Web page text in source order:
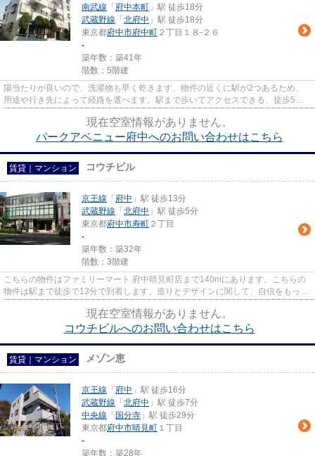
南武線 「 府中本町 」駅 徒歩18分
武蔵野線 「 北府中 」駅 徒歩18分
東京都府中市府中町 ２丁目１８-２６
-
築年数：築41年
階数：5階建
陽当たりが良いので、洗濯物も早く乾きます。物件の近くに駅が2つあるため、
用途や行き先によって経路を選べます。駅まで歩いてアクセスできる、徒歩5分
現在空室情報がありません。
パークアベニュー府中へのお問い合わせはこちら
賃貸｜マンション コウチビル
京王線 「 府中 」駅 徒歩13分
武蔵野線 「 北府中 」駅 徒歩5分
東京都府中市寿町 ２丁目
-
築年数：築32年
階数：3階建
こちらの物件はファミリーマート 府中晴見町店まで140mにあります。こちらの
物件は駅まで徒歩で13分で到着します。造りとデザインに関して、自信をもって
現在空室情報がありません。
コウチビルへのお問い合わせはこちら
賃貸｜マンション メゾン恵
京王線 「 府中 」駅 徒歩16分
武蔵野線 「 北府中 」駅 徒歩7分
中央線 「 国分寺 」駅 徒歩29分
東京都府中市晴見町 １丁目
-
築年数：築28年